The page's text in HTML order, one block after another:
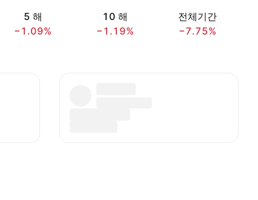
5 해
−1.09%
10 해
−1.19%
전체기간
−7.75%